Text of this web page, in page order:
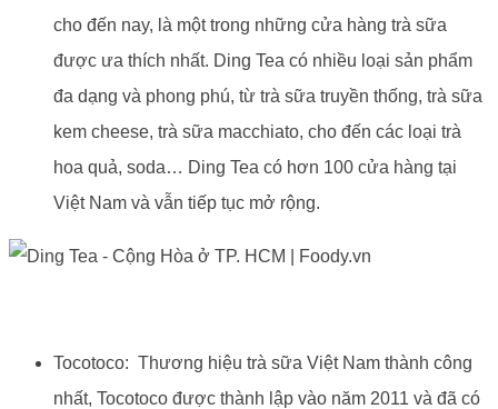
cho đến nay, là một trong những cửa hàng trà sữa
được ưa thích nhất. Ding Tea có nhiều loại sản phẩm
đa dạng và phong phú, từ trà sữa truyền thống, trà sữa
kem cheese, trà sữa macchiato, cho đến các loại trà
hoa quả, soda… Ding Tea có hơn 100 cửa hàng tại
Việt Nam và vẫn tiếp tục mở rộng.
Tocotoco: Thương hiệu trà sữa Việt Nam thành công
nhất, Tocotoco được thành lập vào năm 2011 và đã có